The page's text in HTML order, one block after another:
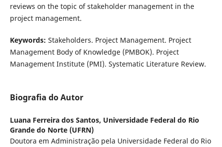
reviews on the topic of stakeholder management in the
project management.
Keywords: Stakeholders. Project Management. Project
Management Body of Knowledge (PMBOK). Project
Management Institute (PMI). Systematic Literature Review.
Biografia do Autor
Luana Ferreira dos Santos, Universidade Federal do Rio
Grande do Norte (UFRN)
Doutora em Administração pela Universidade Federal do Rio